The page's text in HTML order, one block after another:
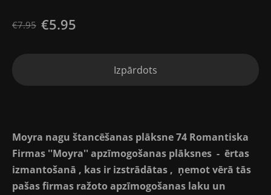
€7.95 €5.95
Izpārdots
Moyra nagu štancēšanas plāksne 74 Romantiska
Firmas ''Moyra'' apzīmogošanas plāksnes - ērtas
izmantošanā , kas ir izstrādātas , ņemot vērā tās
pašas firmas ražoto apzīmogošanas laku un